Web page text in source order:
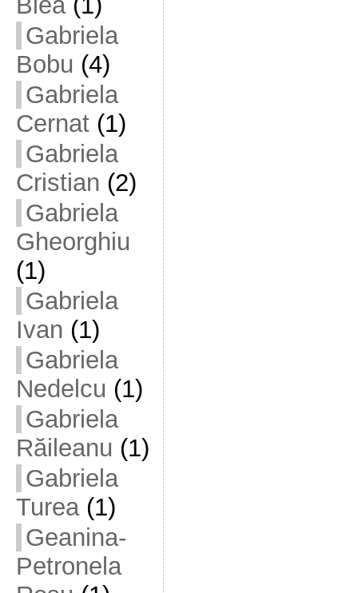
Gabriela
Bobu (4)
Gabriela
Cernat(1)
Gabriela
Cristian (2)
Gabriela
Gheorghiu
(1)
Gabriela
Ivan (1)
Gabriela
Nedelcu (1)
Gabriela
Răileanu (1)
Gabriela
Turea(1)
Geanina-
Petronela